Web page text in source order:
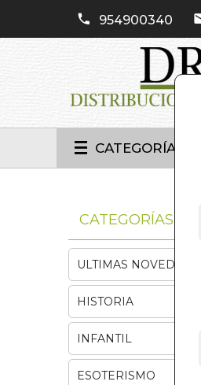
954900340
CATEGORÍAS
CATEGORÍAS
ULTIMAS NOVEDADES
HISTORIA
INFANTIL
ESOTERISMO